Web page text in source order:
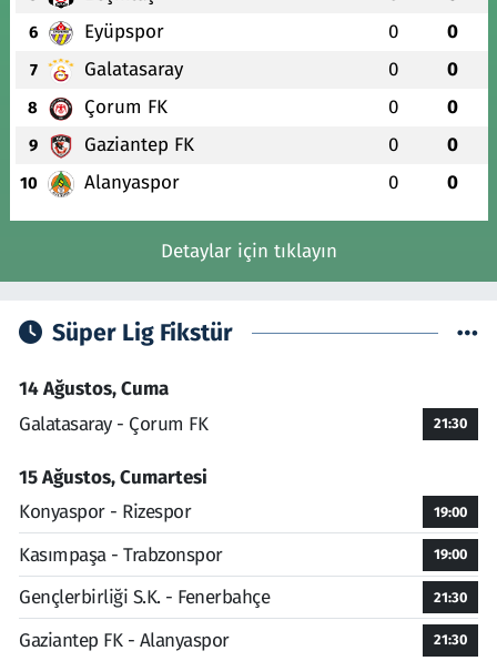
6 Eyüpspor 0 0
7 Galatasaray 0 0
8 Çorum FK 0 0
9 Gaziantep FK 0 0
10 Alanyaspor 0 0
Detaylar için tıklayın
Süper Lig Fikstür
14 Ağustos, Cuma
Galatasaray - Çorum FK
21:30
15 Ağustos, Cumartesi
Konyaspor - Rizespor
19:00
Kasımpaşa - Trabzonspor 19:00
Gençlerbirliği S.K. - Fenerbahçe 21:30
Gaziantep FK - Alanyaspor 21:30